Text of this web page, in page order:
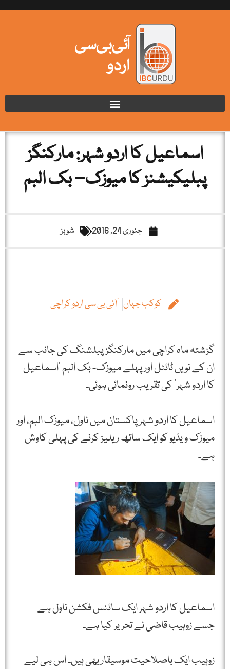
اسماعیل کا اردو شہر: مارکنگز
پبلیکیشنز کا میوزک– بک البم
جنوری 24, 2016 شوبز
کوکب جہاں آئی بی سی اردو کراچی
گزشتہ ماہ کراچی میں مارکنگز پبلشنگ کی جانب سے
ان کے نویں ٹائٹل اور پہلے میوزک- بک البم ‘اسماعیل
کا اردو شہر’ کی تقریب رونمائی ہوئی۔
اسماعیل کا اردو شہر پاکستان میں ناول، میوزک البم، اور
میوزک ویڈیو کو ایک ساتھ ریلیز کرنے کی پہلی کاوش
ہے۔
اسماعیل کا اردو شہر ایک سائنس فکشن ناول ہے
جسے زوہیب قاضی نے تحریر کیا ہے۔
زوہیب ایک باصلاحیت موسیقار بھی ہیں۔ اس ہی لیے